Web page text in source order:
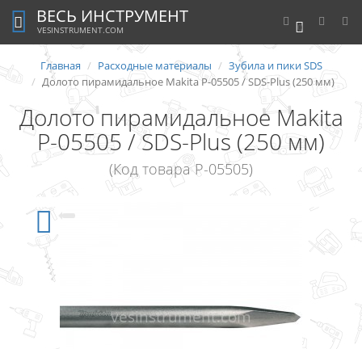
0
ВЕСЬ ИНСТРУМЕНТ
VESINSTRUMENT.COM
Главная Расходные материалы
Зубила и пики SDS
Долото пирамидальное Makita P-05505 / SDS-Plus (250 мм)
Долото пирамидальное Makita
P-05505 / SDS-Plus (250 мм)
(Код товара P-05505)